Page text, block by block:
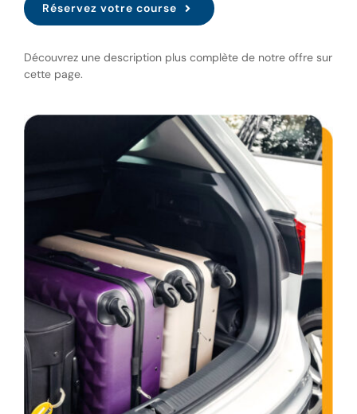
Réservez votre course
Découvrez une description plus complète de notre offre sur
cette page.